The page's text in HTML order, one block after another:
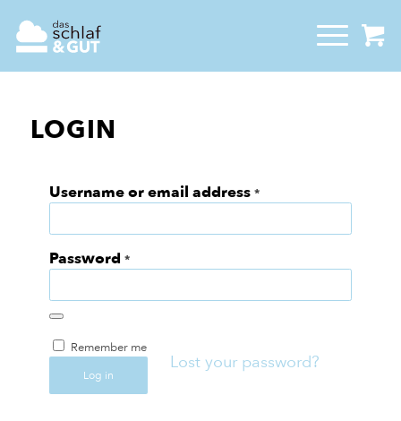
LOGIN
Username or email address *
Password *
Remember me
Log in
Lost your password?